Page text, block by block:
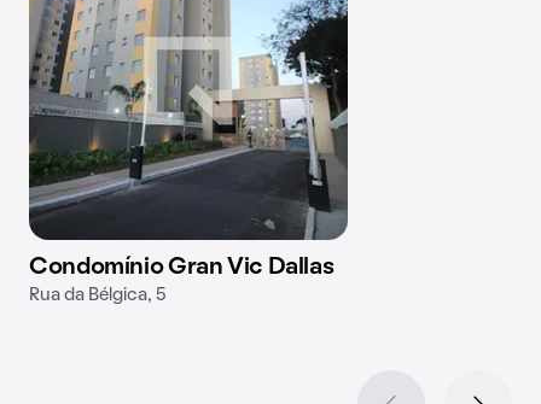
Condomínio Gran Vic Dallas
Rua da Bélgica, 5